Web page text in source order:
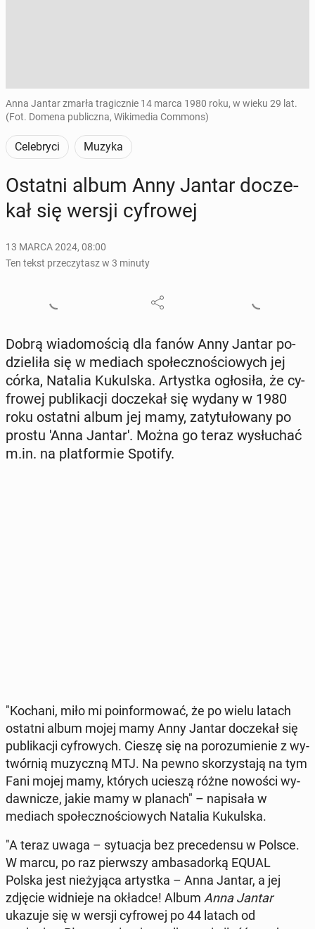
Anna Jantar zmarła tragicznie 14 marca 1980 roku, w wieku 29 lat.
(Fot. Domena publiczna, Wikimedia Commons)
Celebryci Muzyka
Ostatni album Anny Jantar do­cze­
kał się wersji cy­fro­wej
13 MARCA 2024, 08:00
Ten tekst przeczytasz w 3 minuty
Dobrą wia­do­mo­ścią dla fanów Anny Jantar po­
dzie­li­ła się w mediach spo­łecz­no­ścio­wych jej
córka, Natalia Ku­kul­ska. Ar­tyst­ka ogło­si­ła, że cy­
fro­wej pu­bli­ka­cji do­cze­kał się wydany w 1980
roku ostatni album jej mamy, za­ty­tu­ło­wa­ny po
prostu 'Anna Jantar'. Można go teraz wy­słu­chać
m.in. na plat­for­mie Spotify.
"Kochani, miło mi po­in­for­mo­wać, że po wielu latach
ostatni album mojej mamy Anny Jantar do­cze­kał się
pu­bli­ka­cji cy­fro­wych. Cieszę się na po­ro­zu­mie­nie z wy­
twór­nią mu­zycz­ną MTJ. Na pewno sko­rzy­sta­ją na tym
Fani mojej mamy, których ucieszą różne nowości wy­
daw­ni­cze, jakie mamy w planach" – na­pi­sa­ła w
mediach spo­łecz­no­ścio­wych Natalia Ku­kul­ska.
"A teraz uwaga – sy­tu­acja bez pre­ce­den­su w Polsce.
W marcu, po raz pierw­szy am­ba­sa­dor­ką EQUAL
Polska jest nie­ży­ją­ca ar­tyst­ka – Anna Jantar, a jej
zdjęcie wid­nie­je na okładce! Album Anna Jantar
ukazuje się w wersji cy­fro­wej po 44 latach od